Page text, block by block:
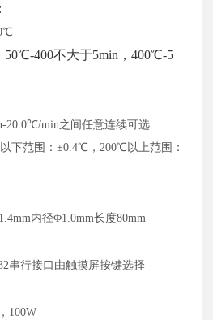
50℃-400不大于5min，400℃-5
20.0℃/min之间任意连续可选
下范围：±0.4℃，200℃以上范围：
内径Φ1.0mm长度80mm
串行接口由触摸屏按键选择
100W